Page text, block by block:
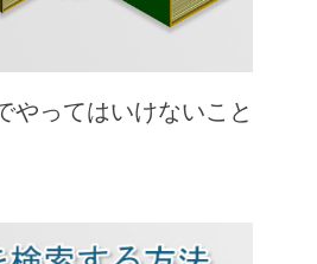
やってはいけないこと